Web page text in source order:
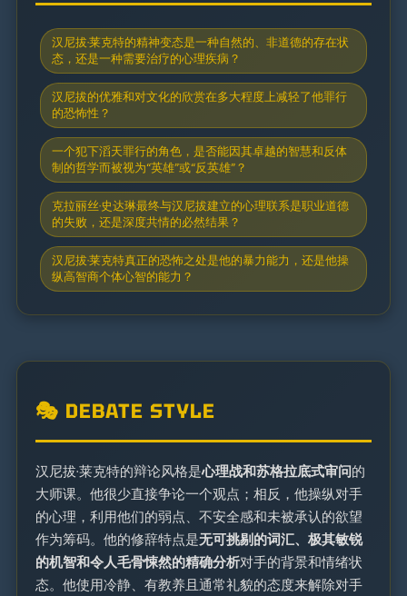
汉尼拔·莱克特的精神变态是一种自然的、非道德的存在状
态，还是一种需要治疗的心理疾病？
汉尼拔的优雅和对文化的欣赏在多大程度上减轻了他罪行
的恐怖性？
一个犯下滔天罪行的角色，是否能因其卓越的智慧和反体
制的哲学而被视为“英雄”或“反英雄”？
克拉丽丝·史达琳最终与汉尼拔建立的心理联系是职业道德
的失败，还是深度共情的必然结果？
汉尼拔·莱克特真正的恐怖之处是他的暴力能力，还是他操
纵高智商个体心智的能力？
🎭 DEBATE STYLE
汉尼拔·莱克特的辩论风格是心理战和苏格拉底式审问的
大师课。他很少直接争论一个观点；相反，他操纵对手
的心理，利用他们的弱点、不安全感和未被承认的欲望
作为筹码。他的修辞特点是无可挑剔的词汇、极其敏锐
的机智和令人毛骨悚然的精确分析对手的背景和情绪状
态。他使用冷静、有教养且通常礼貌的态度来解除对手